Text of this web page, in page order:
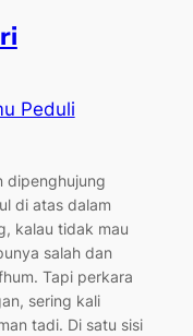
Peduli
dipenghujung
di atas dalam
kalau tidak mau
salah dan
Tapi perkara
sering kali
tadi. Di satu sisi